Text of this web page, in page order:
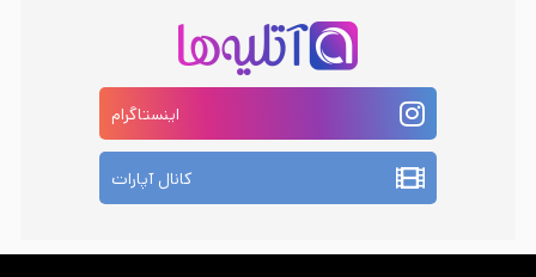
اینستاگرام
کانال آپارات